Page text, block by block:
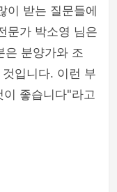
이 받는 질문들에
문가 박소영 님은
은 분양가와 조
입니다. 이런 부
좋습니다"라고